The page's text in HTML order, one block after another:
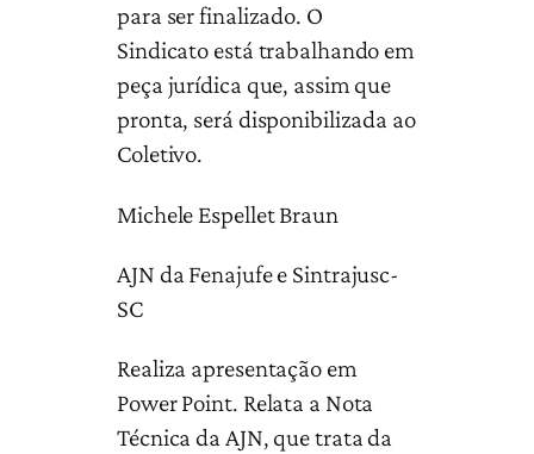
para ser finalizado. O
Sindicato está trabalhando em
peça jurídica que, assim que
pronta, será disponibilizada ao
Coletivo.
Michele Espellet Braun
AJN da Fenajufe e Sintrajusc-
SC
Realiza apresentação em
Power Point. Relata a Nota
Técnica da AJN, que trata da